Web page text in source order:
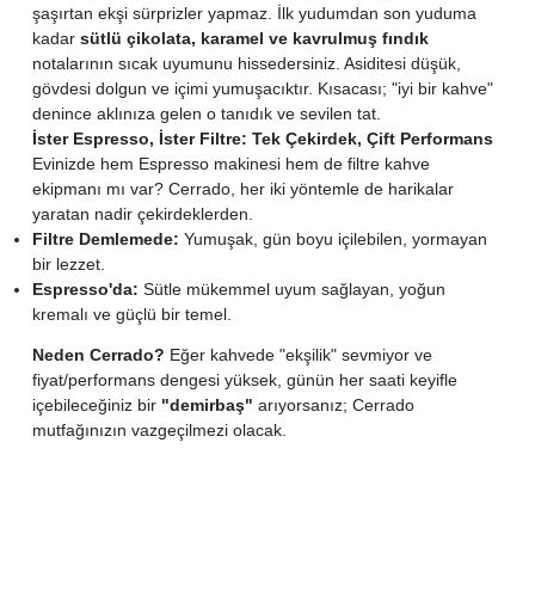
şaşırtan ekşi sürprizler yapmaz. İlk yudumdan son yuduma
kadar sütlü çikolata, karamel ve kavrulmuş fındık
notalarının sıcak uyumunu hissedersiniz. Asiditesi düşük,
gövdesi dolgun ve içimi yumuşacıktır. Kısacası; "iyi bir kahve"
denince aklınıza gelen o tanıdık ve sevilen tat.
İster Espresso, İster Filtre: Tek Çekirdek, Çift Performans
Evinizde hem Espresso makinesi hem de filtre kahve
ekipmanı mı var? Cerrado, her iki yöntemle de harikalar
yaratan nadir çekirdeklerden.
Filtre Demlemede: Yumuşak, gün boyu içilebilen, yormayan
bir lezzet.
Espresso'da: Sütle mükemmel uyum sağlayan, yoğun
kremalı ve güçlü bir temel.
Neden Cerrado? Eğer kahvede "ekşilik" sevmiyor ve
fiyat/performans dengesi yüksek, günün her saati keyifle
içebileceğiniz bir "demirbaş" arıyorsanız; Cerrado
mutfağınızın vazgeçilmezi olacak.